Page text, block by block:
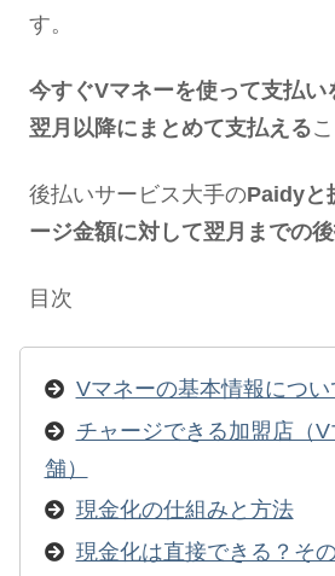
す。
今すぐVマネーを使って支払い
翌月以降にまとめて支払える
後払いサービス大手のPaidyと
ージ金額に対して翌月までの
目次
Vマネーの基本情報につい
チャージできる加盟店（
舗）
現金化の仕組みと方法
現金化は直接できる？そ